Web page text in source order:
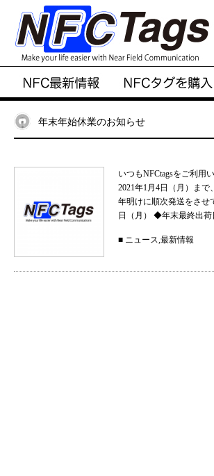
年末年始休業のお知らせ
いつもNFCtagsをご利用
2021年1月4日（月）ま
年明けに順次発送をさせ
日（月） ◆年末最終出
■ ニュース,最新情報